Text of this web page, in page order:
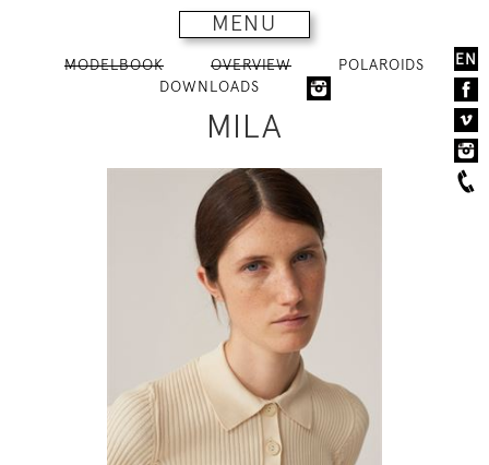
MENU
EN
MODELBOOK OVERVIEW
POLAROIDS
DOWNLOADS
MILA